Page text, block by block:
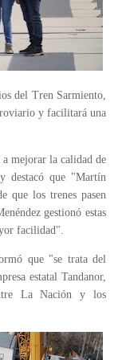
del Tren Sarmiento,
y facilitará una
a mejorar la calidad de
destacó que "Martín
que los trenes pasen
gestionó estas
facilidad".
que "se trata del
estatal Tandanor,
La Nación y los